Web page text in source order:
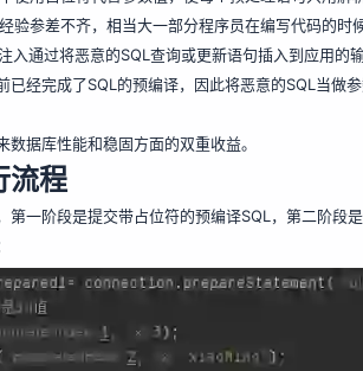
验参差不齐，相当大一部分程序员在编写代码的
入通过将恶意的SQL查询或更新语句插入到应用的
已经完成了SQL的预编译，因此将恶意的SQL当做
据库性能和稳固方面的双重收益。
流程
一阶段是提交带占位符的预编译SQL，第二阶段